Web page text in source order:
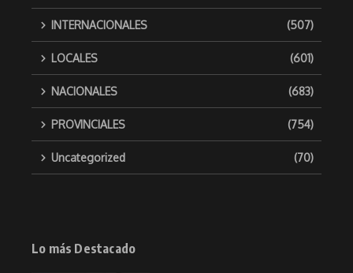
INTERNACIONALES (507)
LOCALES (601)
NACIONALES (683)
PROVINCIALES (754)
Uncategorized (70)
Lo más Destacado